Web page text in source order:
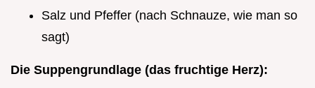
Salz und Pfeffer (nach Schnauze, wie man so
sagt)
Die Suppengrundlage (das fruchtige Herz):